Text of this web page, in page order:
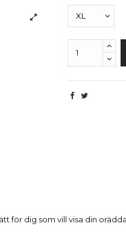
dig som vill visa din